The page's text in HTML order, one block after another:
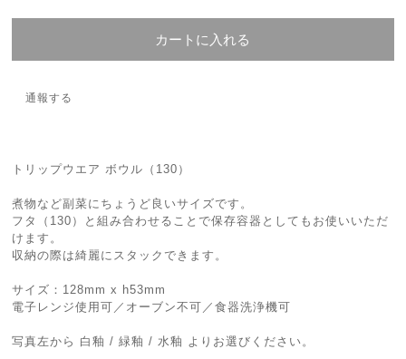
カートに入れる
通報する
トリップウエア ボウル（130）
煮物など副菜にちょうど良いサイズです。
フタ（130）と組み合わせることで保存容器としてもお使いいただ
けます。
収納の際は綺麗にスタックできます。
サイズ：128mm x h53mm
電子レンジ使用可／オーブン不可／食器洗浄機可
写真左から 白釉 / 緑釉 / 水釉 よりお選びください。